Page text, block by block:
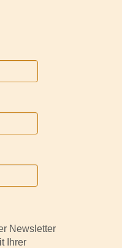
Newsletter
Ihrer